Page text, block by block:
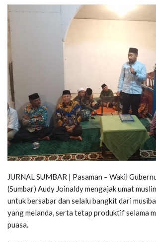
JURNAL SUMBAR | Pasaman – Wakil
(Sumbar) Audy Joinaldy mengajak umat
untuk bersabar dan selalu bangkit dari
yang melanda, serta tetap produktif selama
puasa.